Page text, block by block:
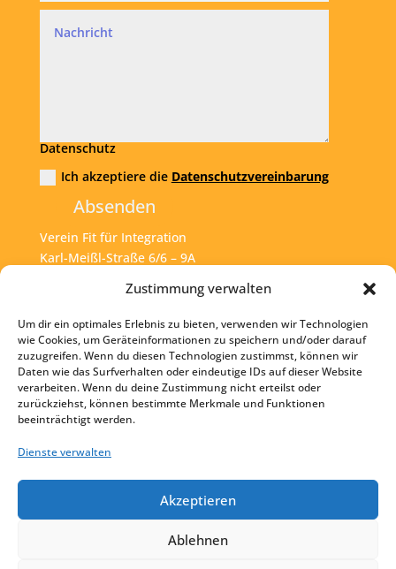
Zustimmung verwalten
Um dir ein optimales Erlebnis zu bieten, verwenden wir Technologien
wie Cookies, um Geräteinformationen zu speichern und/oder darauf
zuzugreifen. Wenn du diesen Technologien zustimmst, können wir
Daten wie das Surfverhalten oder eindeutige IDs auf dieser Website
verarbeiten. Wenn du deine Zustimmung nicht erteilst oder
zurückziehst, können bestimmte Merkmale und Funktionen
beeinträchtigt werden.
Dienste verwalten
Akzeptieren
Ablehnen
Datenschutz
Ich akzeptiere die Datenschutzvereinbarung
Absenden
Verein Fit für Integration
Karl-Meißl-Straße 6/6 – 9A
Tel:+43 1 925 77 46
Mail: office@fit4int.at
Startseite
Kontakt
Impressum